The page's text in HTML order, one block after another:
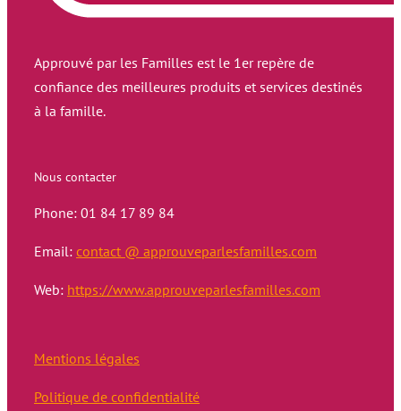
Approuvé par les Familles est le 1er repère de
confiance des meilleures produits et services destinés
à la famille.
Nous contacter
Phone: 01 84 17 89 84
Email: contact @ approuveparlesfamilles.com
Web: https://www.approuveparlesfamilles.com
Mentions légales
Politique de confidentialité